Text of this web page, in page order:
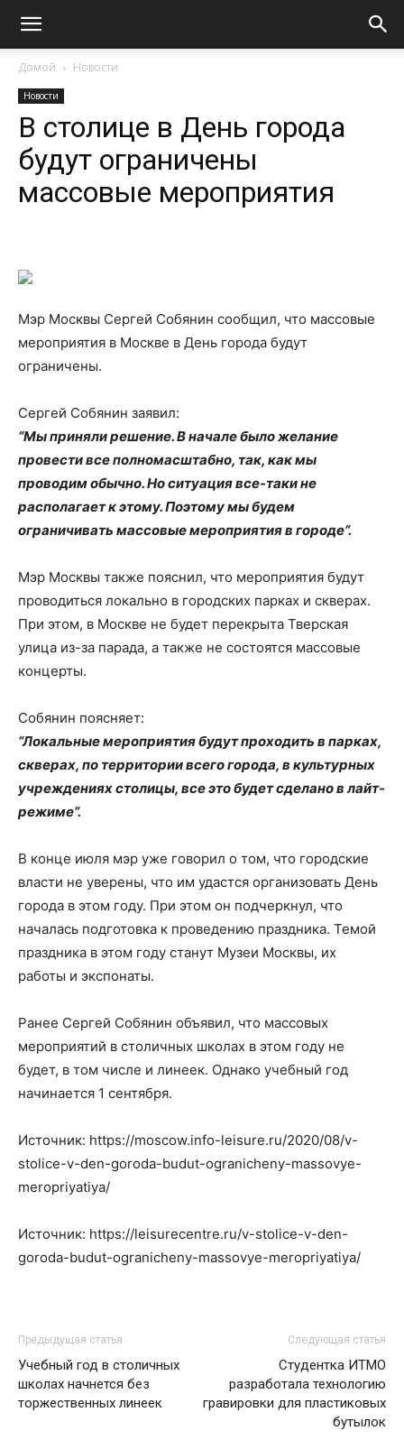
Домой Новости
Новости
В столице в День города
будут ограничены
массовые мероприятия
Мэр Москвы Сергей Собянин сообщил, что массовые
мероприятия в Москве в День города будут
ограничены.
Сергей Собянин заявил:
“Мы приняли решение. В начале было желание
провести все полномасштабно, так, как мы
проводим обычно. Но ситуация все-таки не
располагает к этому. Поэтому мы будем
ограничивать массовые мероприятия в городе”.
Мэр Москвы также пояснил, что мероприятия будут
проводиться локально в городских парках и скверах.
При этом, в Москве не будет перекрыта Тверская
улица из-за парада, а также не состоятся массовые
концерты.
Собянин поясняет:
“Локальные мероприятия будут проходить в парках,
скверах, по территории всего города, в культурных
учреждениях столицы, все это будет сделано в лайт-
режиме”.
В конце июля мэр уже говорил о том, что городские
власти не уверены, что им удастся организовать День
города в этом году. При этом он подчеркнул, что
началась подготовка к проведению праздника. Темой
праздника в этом году станут Музеи Москвы, их
работы и экспонаты.
Ранее Сергей Собянин объявил, что массовых
мероприятий в столичных школах в этом году не
будет, в том числе и линеек. Однако учебный год
начинается 1 сентября.
Источник: https://moscow.info-leisure.ru/2020/08/v-
stolice-v-den-goroda-budut-ogranicheny-massovye-
meropriyatiya/
Источник: https://leisurecentre.ru/v-stolice-v-den-
goroda-budut-ogranicheny-massovye-meropriyatiya/
Предыдущая статья
Учебный год в столичных
школах начнется без
торжественных линеек
Следующая статья
Студентка ИТМО
разработала технологию
гравировки для пластиковых
бутылок